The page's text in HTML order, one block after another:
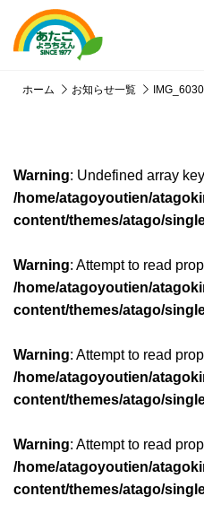
ホーム お知らせ一覧 IMG_6030
Warning: Undefined array
/home/atagoyoutien/
content/themes/atago/
Warning: Attempt to read
/home/atagoyoutien/
content/themes/atago/
Warning: Attempt to read
/home/atagoyoutien/
content/themes/atago/
Warning: Attempt to read
/home/atagoyoutien/
content/themes/atago/